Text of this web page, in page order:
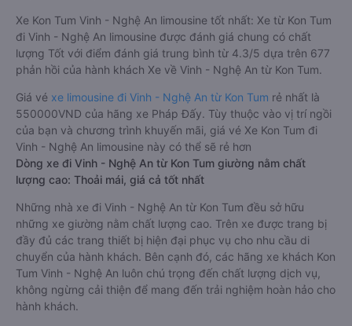
Xe Kon Tum Vinh - Nghệ An limousine tốt nhất: Xe từ Kon Tum
đi Vinh - Nghệ An limousine được đánh giá chung có chất
lượng Tốt với điểm đánh giá trung bình từ 4.3/5 dựa trên 677
phản hồi của hành khách Xe về Vinh - Nghệ An từ Kon Tum.
Giá vé xe limousine đi Vinh - Nghệ An từ Kon Tum rẻ nhất là
550000VND của hãng xe Pháp Đấy. Tùy thuộc vào vị trí ngồi
của bạn và chương trình khuyến mãi, giá vé Xe Kon Tum đi
Vinh - Nghệ An limousine này có thể sẽ rẻ hơn
Dòng xe đi Vinh - Nghệ An từ Kon Tum giường nằm chất
lượng cao: Thoải mái, giá cả tốt nhất
Những nhà xe đi Vinh - Nghệ An từ Kon Tum đều sở hữu
những xe giường nằm chất lượng cao. Trên xe được trang bị
đầy đủ các trang thiết bị hiện đại phục vụ cho nhu cầu di
chuyển của hành khách. Bên cạnh đó, các hãng xe khách Kon
Tum Vinh - Nghệ An luôn chú trọng đến chất lượng dịch vụ,
không ngừng cải thiện để mang đến trải nghiệm hoàn hảo cho
hành khách.